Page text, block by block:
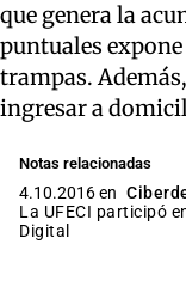
que genera la
puntuales
trampas.
ingresar a
Notas relacionadas
4.10.2016 en
La UFECI participó
Digital